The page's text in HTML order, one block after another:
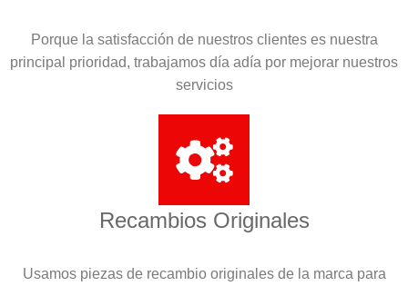
Porque la satisfacción de nuestros clientes es nuestra
principal prioridad, trabajamos día adía por mejorar nuestros
servicios
Recambios Originales
Usamos piezas de recambio originales de la marca para